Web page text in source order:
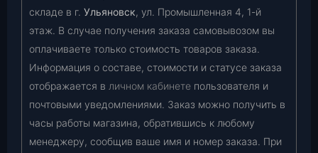
складе в г. Ульяновск, ул. Промышленная 4, 1-й
этаж. В случае получения заказа самовывозом вы
оплачиваете только стоимость товаров заказа.
Информация о составе, стоимости и статусе заказа
отображается в личном кабинете пользователя и
почтовыми уведомлениями. Заказ можно получить в
часы работы магазина, обратившись к любому
менеджеру, сообщив ваше имя и номер заказа. При